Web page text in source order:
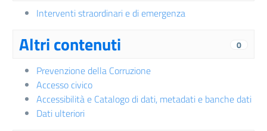
Interventi straordinari e di emergenza
0
Altri contenuti
Prevenzione della Corruzione
Accesso civico
Accessibilità e Catalogo di dati, metadati e banche dati
Dati ulteriori